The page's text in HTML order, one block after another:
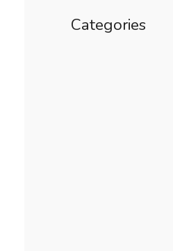
Categories